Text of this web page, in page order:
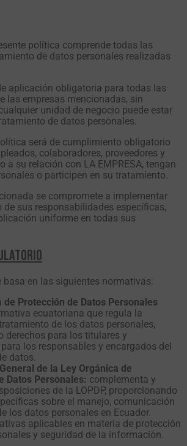
política comprende todas las
de datos personales realizadas
aplicación obligatoria para todas las
las empresas mencionadas, sin
unidad de negocio puede estar
de datos personales.
será de cumplimiento obligatorio
colaboradores, proveedores y
a su relación con LA EMPRESA, tengan
o participen en su tratamiento.
se compromete a implementar
sus responsabilidades específicas,
uniforme en todas sus
basa en las siguientes normativas:
de Protección de Datos Personales
ecuatoriana que regula la
de los datos personales,
derechos para los titulares y
los responsables y encargados del
datos.
de la Ley Orgánica de
Datos Personales: complementa y
de la LOPDP, proporcionando
sobre el manejo, comunicación
los datos personales en Ecuador.
aplicables en materia de protección
y seguridad de la información.